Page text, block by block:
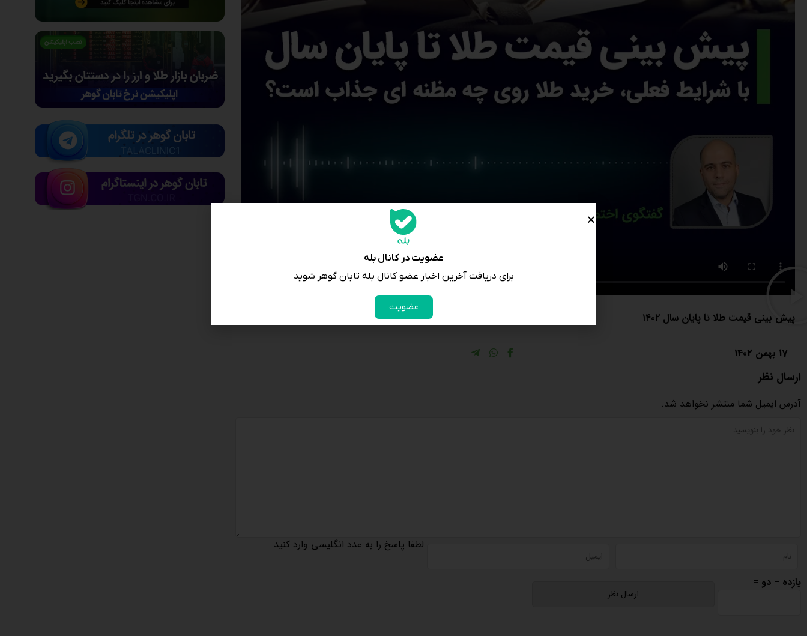
پیش بینی قیمت طلا تا پایان سال ۱۴۰۲
17 بهمن 1402
ارسال نظر
آدرس ایمیل شما منتشر نخواهد شد.
لطفا پاسخ را به عدد انگلیسی وارد کنید:
یازده − دو =
عضویت در کانال بله
برای دریافت آخرین اخبار عضو کانال بله تابان گوهر شوید
عضویت